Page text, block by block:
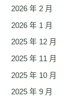
2026 年 2 月
2026 年 1 月
2025 年 12 月
2025 年 11 月
2025 年 10 月
2025 年 9 月